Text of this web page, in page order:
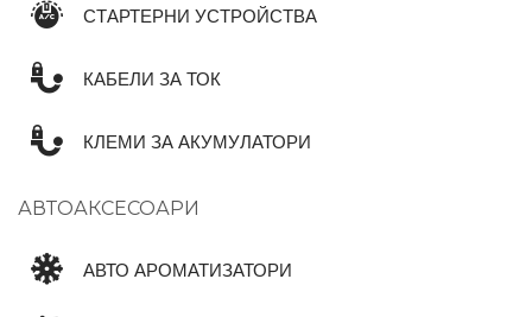
СТАРТЕРНИ УСТРОЙСТВА
КАБЕЛИ ЗА ТОК
КЛЕМИ ЗА АКУМУЛАТОРИ
АВТОАКСЕСОАРИ
АВТО АРОМАТИЗАТОРИ